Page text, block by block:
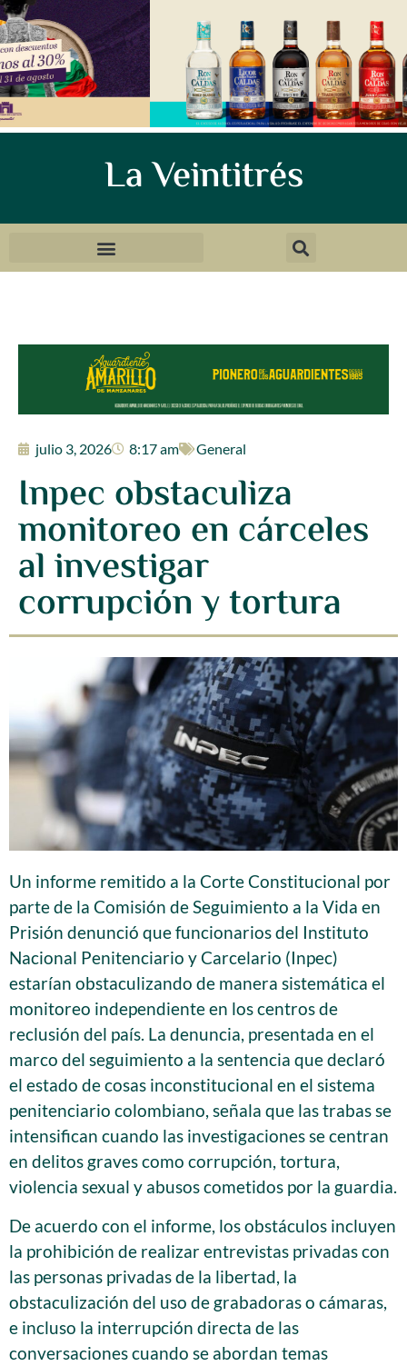
La Veintitrés
julio 3, 2026 8:17 am General
Inpec obstaculiza
monitoreo en cárceles
al investigar
corrupción y tortura
Un informe remitido a la Corte Constitucional por
parte de la Comisión de Seguimiento a la Vida en
Prisión denunció que funcionarios del Instituto
Nacional Penitenciario y Carcelario (Inpec)
estarían obstaculizando de manera sistemática el
monitoreo independiente en los centros de
reclusión del país. La denuncia, presentada en el
marco del seguimiento a la sentencia que declaró
el estado de cosas inconstitucional en el sistema
penitenciario colombiano, señala que las trabas se
intensifican cuando las investigaciones se centran
en delitos graves como corrupción, tortura,
violencia sexual y abusos cometidos por la guardia.
De acuerdo con el informe, los obstáculos incluyen
la prohibición de realizar entrevistas privadas con
las personas privadas de la libertad, la
obstaculización del uso de grabadoras o cámaras,
e incluso la interrupción directa de las
conversaciones cuando se abordan temas